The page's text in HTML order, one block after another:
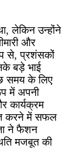
लेकिन उन्होंने
और
से, प्रशंसकों
बड़े भाई
समय के लिए
में अपनी
कार्यक्रम
करने में सफल
ने फैशन
मजबूत की